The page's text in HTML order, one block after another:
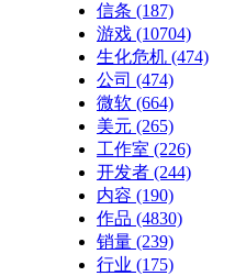
信条 (187)
游戏 (10704)
生化危机 (474)
公司 (474)
微软 (664)
美元 (265)
工作室 (226)
开发者 (244)
内容 (190)
作品 (4830)
销量 (239)
行业 (175)